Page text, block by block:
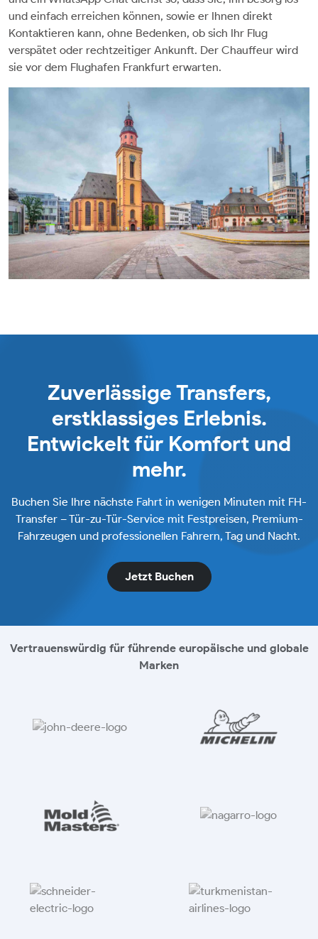
und einfach erreichen können, sowie er Ihnen direkt
Kontaktieren kann, ohne Bedenken, ob sich Ihr Flug
verspätet oder rechtzeitiger Ankunft. Der Chauffeur wird
sie vor dem Flughafen Frankfurt erwarten.
Zuverlässige Transfers,
erstklassiges Erlebnis.
Entwickelt für Komfort und
mehr.
Buchen Sie Ihre nächste Fahrt in wenigen Minuten mit FH-
Transfer – Tür-zu-Tür-Service mit Festpreisen, Premium-
Fahrzeugen und professionellen Fahrern, Tag und Nacht.
Jetzt Buchen
Vertrauenswürdig für führende europäische und globale
Marken